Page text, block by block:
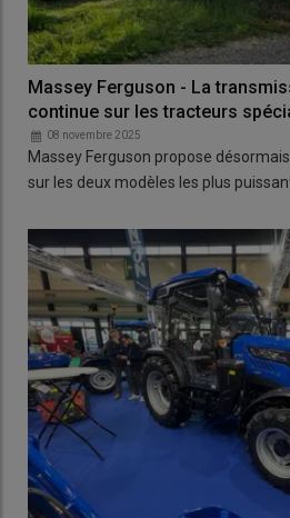
Massey Ferguson - La
continue sur les tracteurs
08 novembre 2025
Massey Ferguson propose
sur les deux modèles les plus